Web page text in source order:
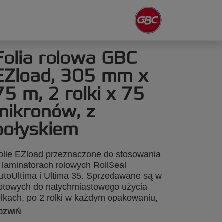
rolowa GBC
305 mm x
m, 2 rolki x 75
z
EZload przeznaczone do stosowania
laminatorach rolowych RollSeal
i Ultima 35. Sprzedawane są w
do natychmiastowego użycia
po 2 rolki w każdym opakowaniu,
kolorystycznym i wtykami